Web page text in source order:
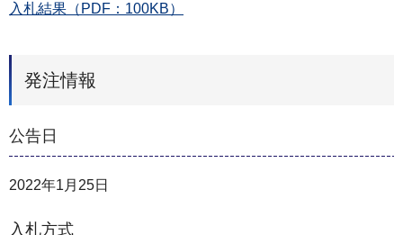
入札結果（PDF：100KB）
発注情報
公告日
2022年1月25日
入札方式